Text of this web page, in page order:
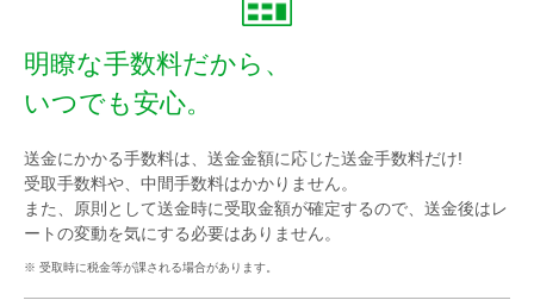
明瞭な手数料だから、
いつでも安心。
送金にかかる手数料は、送金金額に応じた送金手数料だけ!
受取手数料や、中間手数料はかかりません。
また、原則として送金時に受取金額が確定するので、送金後はレ
ートの変動を気にする必要はありません。
※ 受取時に税金等が課される場合があります。